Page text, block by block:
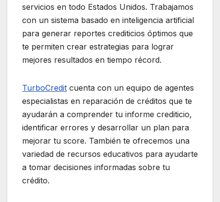
servicios en todo Estados Unidos. Trabajamos
con un sistema basado en inteligencia artificial
para generar reportes crediticios óptimos que
te permiten crear estrategias para lograr
mejores resultados en tiempo récord.
TurboCredit cuenta con un equipo de agentes
especialistas en reparación de créditos que te
ayudarán a comprender tu informe crediticio,
identificar errores y desarrollar un plan para
mejorar tu score. También te ofrecemos una
variedad de recursos educativos para ayudarte
a tomar decisiones informadas sobre tu
crédito.